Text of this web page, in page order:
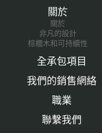
關於
關於
非凡的設計
棕櫚木和可持續性
全承包項目
我們的銷售網絡
職業
聯繫我們